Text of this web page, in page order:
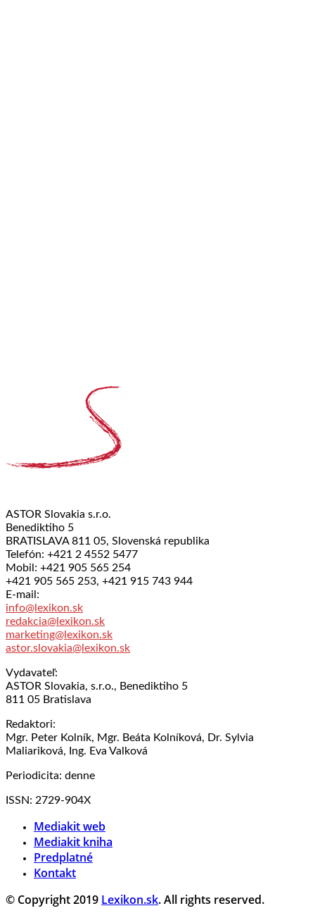
ASTOR Slovakia s.r.o.
Benediktiho 5
BRATISLAVA 811 05, Slovenská republika
Telefón: +421 2 4552 5477
Mobil: +421 905 565 254
+421 905 565 253, +421 915 743 944
E-mail:
info@lexikon.sk
redakcia@lexikon.sk
marketing@lexikon.sk
astor.slovakia@lexikon.sk
Vydavateľ:
ASTOR Slovakia, s.r.o., Benediktiho 5
811 05 Bratislava
Redaktori:
Mgr. Peter Kolník, Mgr. Beáta Kolníková, Dr. Sylvia
Maliariková, Ing. Eva Valková
Periodicita: denne
ISSN: 2729-904X
Mediakit web
Mediakit kniha
Predplatné
Kontakt
© Copyright 2019 Lexikon.sk. All rights reserved.